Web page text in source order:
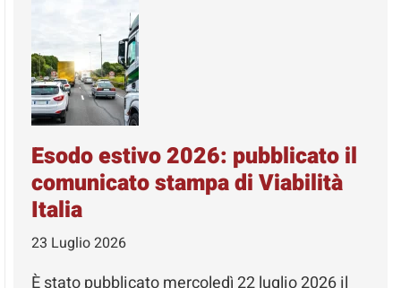
Esodo estivo 2026: pubblicato il
comunicato stampa di Viabilità
Italia
23 Luglio 2026
È stato pubblicato mercoledì 22 luglio 2026 il